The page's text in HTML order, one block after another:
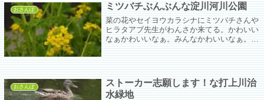
おさんぽ ミツバチぶんぶんな淀川河川公園
菜の花やセイヨウカラシナにミツバチさんや
ヒラタアブ先生がわんさか来てる。かわいい
なぁかわいいなぁ。みんなかわいいなぁ。待
おさんぽ
ストーカー志願します！な打上川治
水緑地